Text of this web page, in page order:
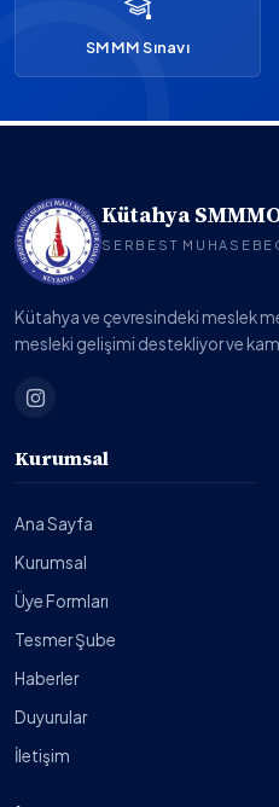
SMMM Sınavı
Kütahya
SERBEST
Kütahya ve çevresindeki meslek
mesleki gelişimi destekliyor ve
Kurumsal
Ana Sayfa
Kurumsal
Üye Formları
Tesmer Şube
Haberler
Duyurular
İletişim